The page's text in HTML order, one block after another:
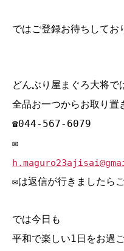
ではご登録お待ちして
どんぶり屋まぐろ大将で
全品お一つからお取り置
☎044‐567‐6079
✉
✉は返信が行きましたら
では今日も
平和で楽しい1日をお過